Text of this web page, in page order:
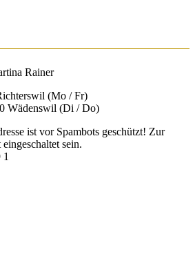
Rainer
(Mo / Fr)
Wädenswil (Di / Do)
ist vor Spambots geschützt! Zur
sein.